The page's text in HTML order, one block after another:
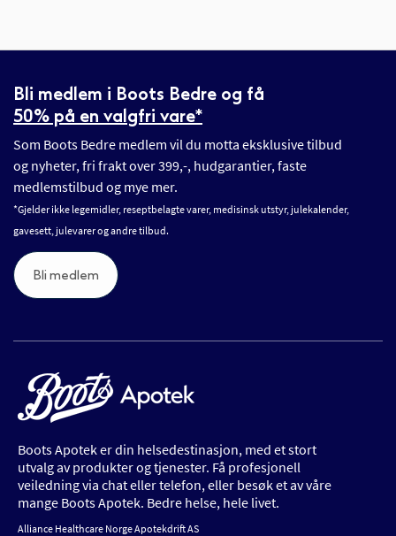
Bli medlem i Boots Bedre og få
50% på en valgfri vare*
Som Boots Bedre medlem vil du motta eksklusive tilbud
og nyheter, fri frakt over 399,-, hudgarantier, faste
medlemstilbud og mye mer.
*Gjelder ikke legemidler, reseptbelagte varer, medisinsk utstyr, julekalender,
gavesett, julevarer og andre tilbud.
Bli medlem
Boots Apotek er din helsedestinasjon, med et stort
utvalg av produkter og tjenester. Få profesjonell
veiledning via chat eller telefon, eller besøk et av våre
mange Boots Apotek. Bedre helse, hele livet.
Alliance Healthcare Norge Apotekdrift AS